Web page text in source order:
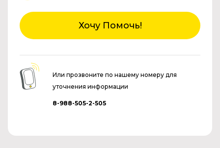
Хочу Помочь!
Или прозвоните по нашему номеру для
уточнения информации
8-988-505-2-505